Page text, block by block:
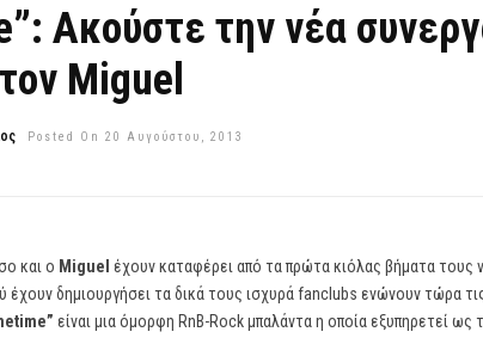
Ακούστε την νέα
Miguel
Posted On 20 Αυγούστου, 2013
και ο Miguel έχουν καταφέρει από τα πρώτα κιόλας βήματα τους
δημιουργήσει τα δικά τους ισχυρά fanclubs ενώνουν τώρα
είναι μια όμορφη RnB-Rock μπαλάντα η οποία εξυπηρετεί ως